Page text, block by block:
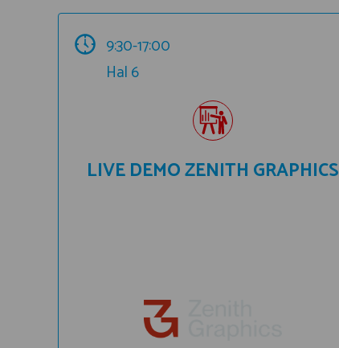
9:30-17:00
Hal 6
LIVE DEMO ZENITH GRAPHICS